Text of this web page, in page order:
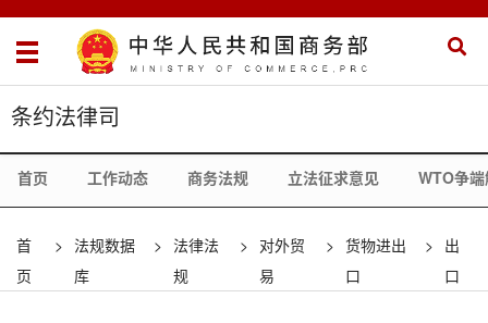
条约法律司
首页 工作动态 商务法规 立法征求意见 WTO争
首
页
> 法规数据
库
> 法律法
规
> 对外贸
易
> 货物进出
口
> 出
口